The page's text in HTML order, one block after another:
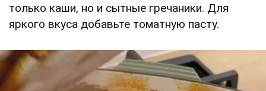
только каши, но и сытные гречаники. Для
яркого вкуса добавьте томатную пасту.